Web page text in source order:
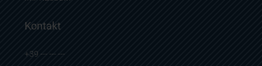
Kontakt
+39 --- --- ---